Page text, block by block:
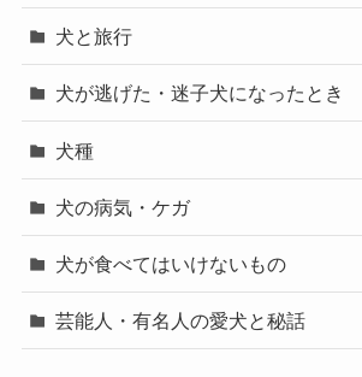
犬と旅行
犬が逃げた・迷子犬になったとき
犬種
犬の病気・ケガ
犬が食べてはいけないもの
芸能人・有名人の愛犬と秘話